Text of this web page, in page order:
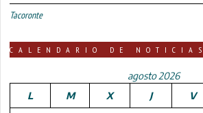
Tacoronte
CALENDARIO DE NOTICIAS
agosto 2026
L
M X J V